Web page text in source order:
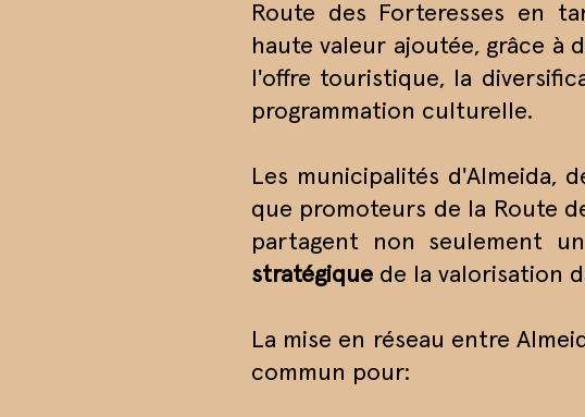
Route des Forteresses en
haute valeur ajoutée, grâce
l'offre touristique, la
programmation culturelle.
Les municipalités d'Almeida,
que promoteurs de la Route
partagent non seulement
stratégique de la valorisation
La mise en réseau entre
commun pour: